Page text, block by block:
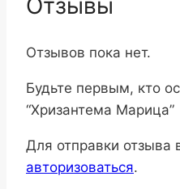
Отзывы
Отзывов пока нет.
Будьте первым, кто
“Хризантема Марица”
Для отправки отзыва
авторизоваться.